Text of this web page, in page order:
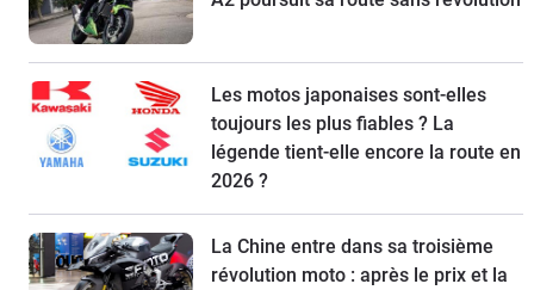
Les motos japonaises sont-elles
toujours les plus fiables ? La
légende tient-elle encore la route en
2026 ?
La Chine entre dans sa troisième
révolution moto : après le prix et la